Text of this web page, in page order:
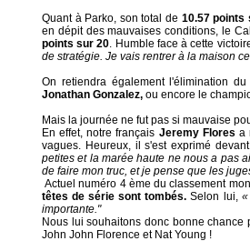
Quant à Parko, son total de 10.57 points
en dépit des mauvaises conditions, le
points sur 20. Humble face à cette
de stratégie. Je vais rentrer à la maison
On retiendra également l'élimination du
Jonathan Gonzalez, ou encore le
Mais la journée ne fut pas si mauvaise
En effet, notre français Jeremy Flores a
vagues. Heureux, il s'est exprimé
petites et la marée haute ne nous a pas
de faire mon truc, et je pense que les
Actuel numéro 4 ème du classement
têtes de série sont tombés.Selon lui,
importante."
Nous lui souhaitons donc bonne
John John Florence et Nat Young !